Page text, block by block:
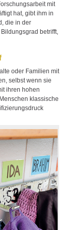
mit
hat, gibt ihm in
die in der
betrifft,
oder Familien mit
selbst wenn sie
ihren hohen
klassische